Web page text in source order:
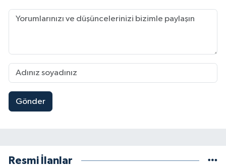
Gönder
Resmi İlanlar